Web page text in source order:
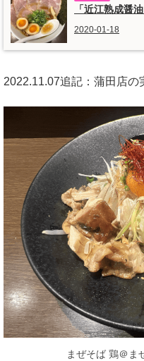
「近江熟成醤
2020-01-18
2022.11.07追記：蒲田店の
まぜそば 鶏＠ま